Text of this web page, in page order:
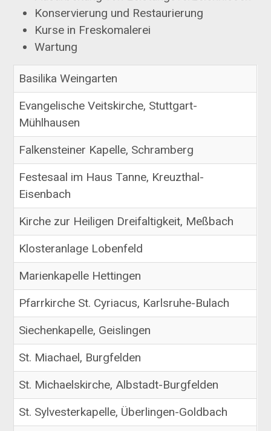
Konservierung und Restaurierung
Kurse in Freskomalerei
Wartung
Titel
Basilika Weingarten
Evangelische Veitskirche, Stuttgart-
Mühlhausen
Falkensteiner Kapelle, Schramberg
Festesaal im Haus Tanne, Kreuzthal-
Eisenbach
Kirche zur Heiligen Dreifaltigkeit, Meßbach
Klosteranlage Lobenfeld
Marienkapelle Hettingen
Pfarrkirche St. Cyriacus, Karlsruhe-Bulach
Siechenkapelle, Geislingen
St. Miachael, Burgfelden
St. Michaelskirche, Albstadt-Burgfelden
St. Sylvesterkapelle, Überlingen-Goldbach